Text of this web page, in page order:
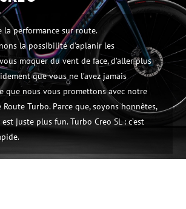
la performance sur route.
la possibilité d’aplanir les
moquer du vent de face, d’aller plus
que vous ne l’avez jamais
que nous vous promettons avec notre
Turbo. Parce que, soyons honnêtes,
juste plus fun. Turbo Creo SL : c’est